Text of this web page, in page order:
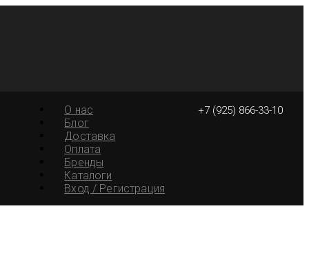
+7 (925) 866-33-10
О нас
Блог
Доставка
Оплата
Бренды
Каталоги
Вход / Регистрация